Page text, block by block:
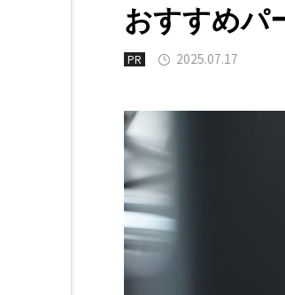
おすすめパ
PR 2025.07.17
Brighte（ブ
ヤーの口コ
メリット・